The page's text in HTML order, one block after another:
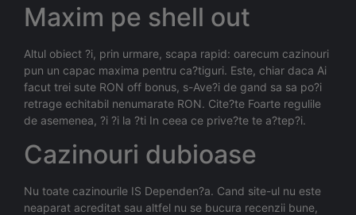
Maxim pe shell out
Altul obiect ?i, prin urmare, scapa rapid: oarecum cazinouri
pun un capac maxima pentru ca?tiguri. Este, chiar daca Ai
facut trei sute RON off bonus, s-Ave?i de gand sa sa po?i
retrage echitabil nenumarate RON. Cite?te Foarte regulile
de asemenea, ?i ?i la ?ti In ceea ce prive?te te a?tep?i.
Cazinouri dubioase
Nu toate cazinourile IS Dependen?a. Cand site-ul nu este
neaparat acreditat sau altfel nu se bucura recenzii bune,